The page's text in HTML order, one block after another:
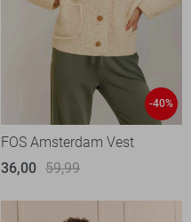
-40%
FOS Amsterdam Vest
36,00 59,99